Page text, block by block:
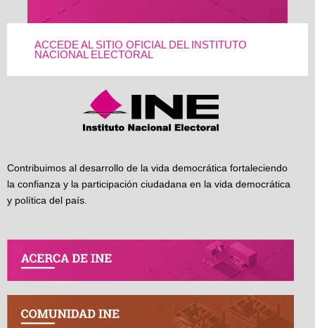
ACCEDE AL SITIO OFICIAL DEL INSTITUTO
NACIONAL ELECTORAL
Contribuimos al desarrollo de la vida democrática fortaleciendo
la confianza y la participación ciudadana en la vida democrática
y política del país.